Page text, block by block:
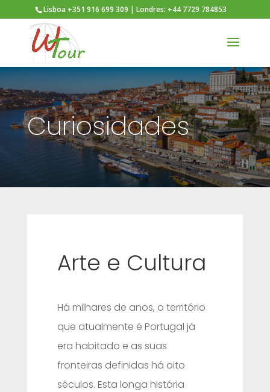
Lisboa +351 916 699 309 | Londres: +44 7729 784853
Curiosidades
Arte e Cultura
Há milhares de anos, o território
que atualmente é Portugal já
era habitado e as suas
fronteiras definidas há oito
séculos. Esta longa história